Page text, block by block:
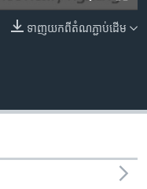
ទាញ​យក​ពី​តំណភ្ជាប់​ដើម